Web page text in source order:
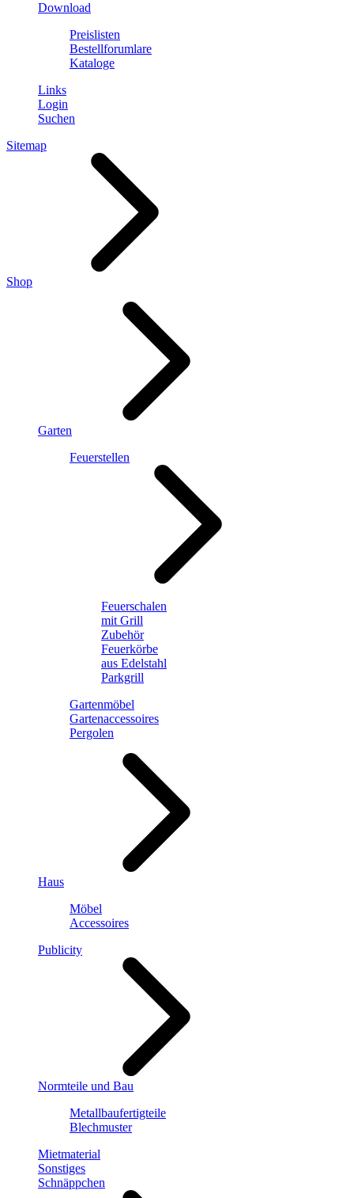
Download
Preislisten
Bestellforumlare
Kataloge
Links
Login
Suchen
Sitemap
Shop
Garten
Feuerstellen
Feuerschalen
mit Grill
Zubehör
Feuerkörbe
aus Edelstahl
Parkgrill
Gartenmöbel
Gartenaccessoires
Pergolen
Haus
Möbel
Accessoires
Publicity
Normteile und Bau
Metallbaufertigteile
Blechmuster
Mietmaterial
Sonstiges
Schnäppchen